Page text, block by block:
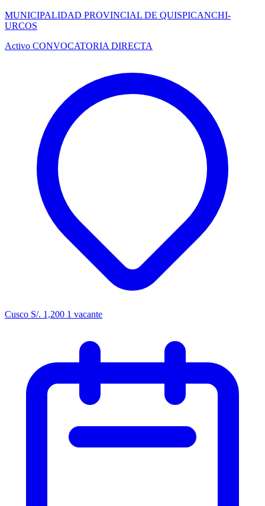
MUNICIPALIDAD PROVINCIAL DE QUISPICANCHI-
URCOS
Activo CONVOCATORIA DIRECTA
Cusco S/. 1,200 1 vacante